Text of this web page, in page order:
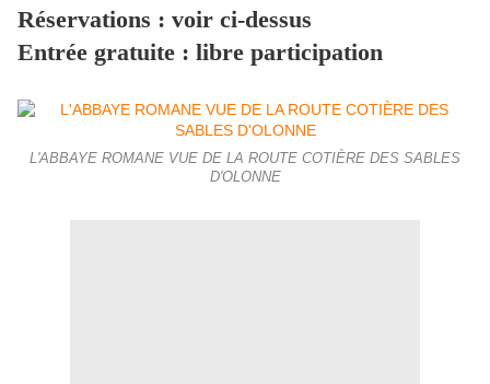
Réservations : voir ci-dessus
Entrée gratuite : libre participation
L'ABBAYE ROMANE VUE DE LA ROUTE COTIÈRE DES SABLES
D'OLONNE